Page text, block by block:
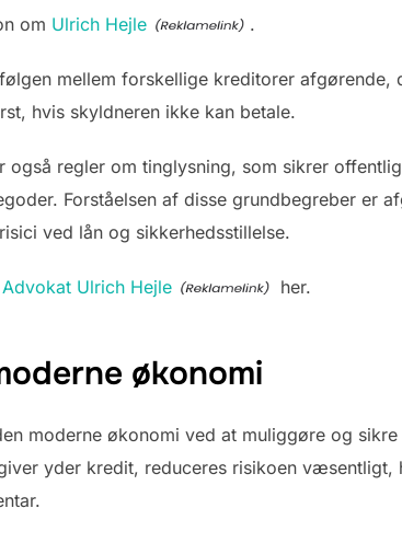
om Ulrich Hejle .
mellem forskellige kreditorer afgørende,
hvis skyldneren ikke kan betale.
også regler om tinglysning, som sikrer
Forståelsen af disse grundbegreber er
ved lån og sikkerhedsstillelse.
Advokat Ulrich Hejle her.
økonomi
moderne økonomi ved at muliggøre og
yder kredit, reduceres risikoen